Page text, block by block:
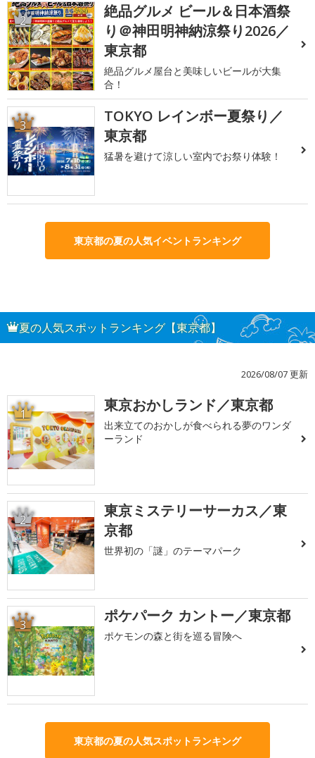
2
絶品グルメ ビール＆日本酒祭
り＠神田明神納涼祭り2026／
東京都
絶品グルメ屋台と美味しいビールが大集
合！
3
TOKYO レインボー夏祭り／
東京都
猛暑を避けて涼しい室内でお祭り体験！
東京都の夏の人気イベントランキング
夏の人気スポットランキング【東京都】
2026/08/07 更新
1 東京おかしランド／東京都
出来立てのおかしが食べられる夢のワンダ
ーランド
2
東京ミステリーサーカス／東
京都
世界初の「謎」のテーマパーク
3 ポケパーク カントー／東京都
ポケモンの森と街を巡る冒険へ
東京都の夏の人気スポットランキング